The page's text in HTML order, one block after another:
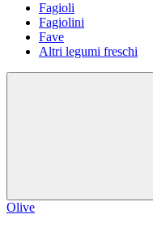
Fagioli
Fagiolini
Fave
Altri legumi freschi
Olive